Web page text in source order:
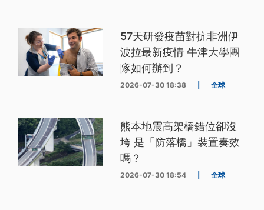
57天研發疫苗對抗非洲伊
波拉最新疫情 牛津大學團
隊如何辦到？
2026-07-30 18:38 全球
熊本地震高架橋錯位卻沒
垮 是「防落橋」裝置奏效
嗎？
2026-07-30 18:54 全球